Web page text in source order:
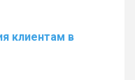
клиентам в